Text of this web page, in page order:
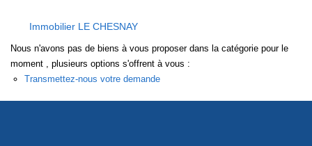
Immobilier LE CHESNAY
Nous n'avons pas de biens à vous proposer dans la catégorie pour le
moment , plusieurs options s'offrent à vous :
Transmettez-nous votre demande